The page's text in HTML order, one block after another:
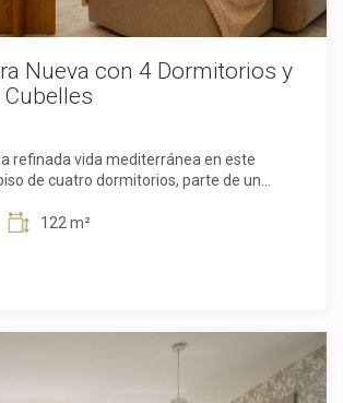
Nueva con 4 Dormitorios y
refinada vida mediterránea en este
de cuatro dormitorios, parte de un
MIAS Arquitectos. Situado a solo unos
combina arquitectura
instalaciones de primer nivel y la elegancia
perfecta de funcionalidad y
concepto abierto, donde la moderna
122 m²